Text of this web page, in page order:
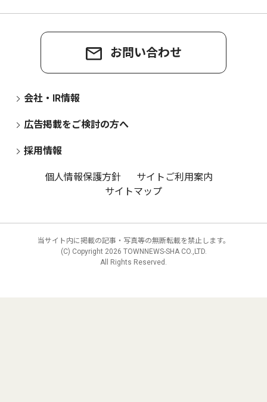
お問い合わせ
会社・IR情報
広告掲載をご検討の方へ
採用情報
個人情報保護方針
サイトご利用案内
サイトマップ
当サイト内に掲載の記事・写真等の無断転載を禁止します。
(C) Copyright 2026 TOWNNEWS-SHA CO.,LTD.
All Rights Reserved.